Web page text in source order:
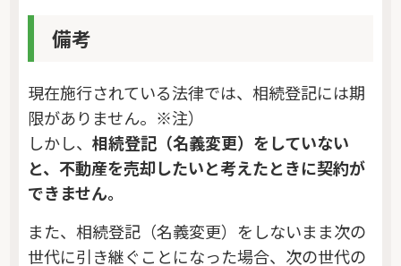
備考
現在施行されている法律では、相続登記には期
限がありません。※注）
しかし、相続登記（名義変更）をしていない
と、不動産を売却したいと考えたときに契約が
できません。
また、相続登記（名義変更）をしないまま次の
世代に引き継ぐことになった場合、次の世代の